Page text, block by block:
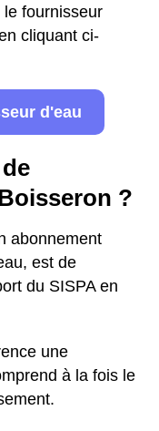
fournisseur
cliquant ci-
d'eau
?
abonnement
est de
du SISPA en
une
à la fois le